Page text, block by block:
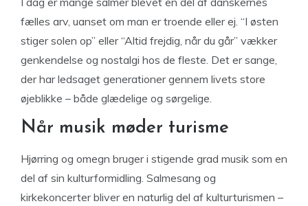
fælles arv, uanset om man er troende eller ej. “I østen
stiger solen op” eller “Altid frejdig, når du går” vækker
genkendelse og nostalgi hos de fleste. Det er sange,
der har ledsaget generationer gennem livets store
øjeblikke – både glædelige og sørgelige.
Når musik møder turisme
Hjørring og omegn bruger i stigende grad musik som en
del af sin kulturformidling. Salmesang og
kirkekoncerter bliver en naturlig del af kulturturismen –